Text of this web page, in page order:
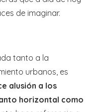
de imaginar.
tanto a la
urbanos, es
alusión a los
horizontal como